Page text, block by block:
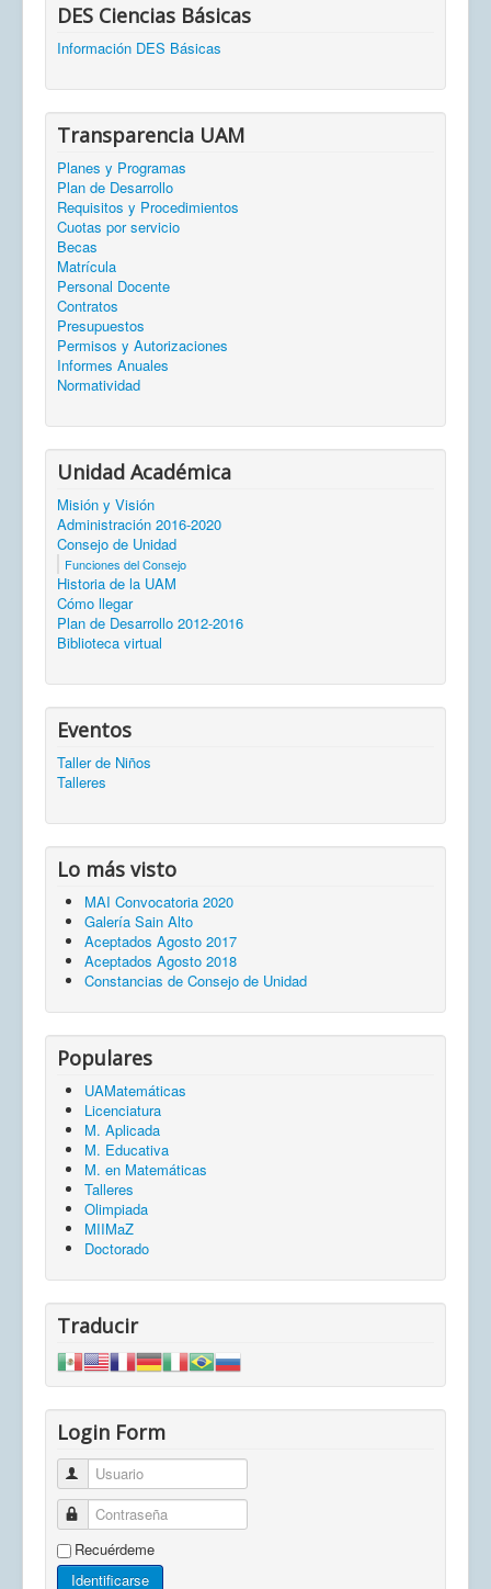
DES Ciencias Básicas
Información DES Básicas
Transparencia UAM
Planes y Programas
Plan de Desarrollo
Requisitos y Procedimientos
Cuotas por servicio
Becas
Matrícula
Personal Docente
Contratos
Presupuestos
Permisos y Autorizaciones
Informes Anuales
Normatividad
Unidad Académica
Misión y Visión
Administración 2016-2020
Consejo de Unidad
Funciones del Consejo
Historia de la UAM
Cómo llegar
Plan de Desarrollo 2012-2016
Biblioteca virtual
Eventos
Taller de Niños
Talleres
Lo más visto
MAI Convocatoria 2020
Galería Sain Alto
Aceptados Agosto 2017
Aceptados Agosto 2018
Constancias de Consejo de Unidad
Populares
UAMatemáticas
Licenciatura
M. Aplicada
M. Educativa
M. en Matemáticas
Talleres
Olimpiada
MIIMaZ
Doctorado
Traducir
Login Form
Usuario
Contraseña
Recuérdeme
Identificarse